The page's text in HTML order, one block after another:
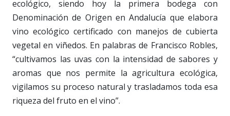
ecológico, siendo hoy la primera bodega con
Denominación de Origen en Andalucía que elabora
vino ecológico certificado con manejos de cubierta
vegetal en viñedos. En palabras de Francisco Robles,
“cultivamos las uvas con la intensidad de sabores y
aromas que nos permite la agricultura ecológica,
vigilamos su proceso natural y trasladamos toda esa
riqueza del fruto en el vino”.